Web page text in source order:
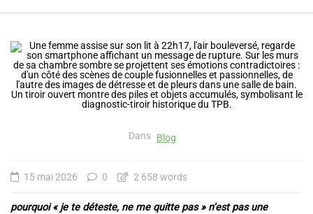
Dans Blog
15 mai 2026 0 2 658 words
pourquoi « je te déteste, ne me quitte pas » n’est pas une